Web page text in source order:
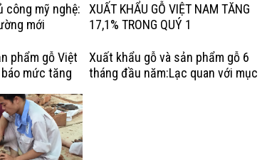
công mỹ nghệ:
mới
XUẤT KHẨU GỖ VIỆT NAM TĂNG
17,1% TRONG QUÝ 1
phẩm gỗ Việt
mức tăng
Xuất khẩu gỗ và sản phẩm gỗ 6
tháng đầu năm:Lạc quan với mục